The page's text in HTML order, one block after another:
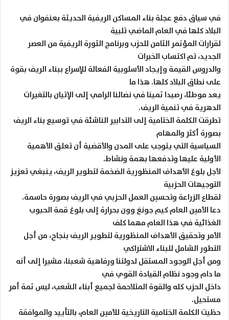
في سياق دفع عجلة بناء المساكن الريفية الحديثة بعنفوان في
البلاد كلها في العام الماضي تلبية
لقرارات المؤتمر الثامن للحزب وبرنامج الثورة الريفية من العصر
الجديد، تم اكتساب الخبرات
والدروس القيمة وإيجاد الأسلوبية الفعالة للإسراع ببناء الريف بقوة
على نطاق البلاد كلها. هذا ما
يعد موطئا، رصيدا ثمينا في نضالنا الرامي إلى الإتيان بالتغيرات
الدهرية في تنمية الريف.
تطرقت الكلمة الختامية إلى التدابير الناشئة في توسيع بناء الريف
بصورة أكثر والمهام
السياسية التي يتوجب على المدن والأقضية أن تعلق الأهمية
الأولية عليها وتدفعها بهمة ونشاط.
لأجل بلوغ الأهداف المنظورية الضخمة لتطوير الريف، ينبغي تعزيز
التوجيهات الحزبية
لقطاع الزراعة وتحسين العمل الحزبي في الريف بصورة حاسمة.
دعا الأمين العام كيم جونغ وون بحرارة إلى بلوغ قمة الحبوب
الغذائية في هذا العام مهما كلف
الأمر وتحقيق الأهداف المنظورية لتطوير الريف بنجاح، من أجل
التطور الشامل للبناء الاشتراكي
ومن أجل الوجود المستقل لدولتنا ورفاهية شعبنا، مشيرا إلى أنه
ما دام وجود نظام القيادة القوي في
داخل الحزب كله والقوة المتلاحمة لجميع أبناء الشعب، ليس ثمة أمر
مستحيل.
حظيت الكلمة الختامية التاريخية للأمين العام، بالتأييد والموافقة